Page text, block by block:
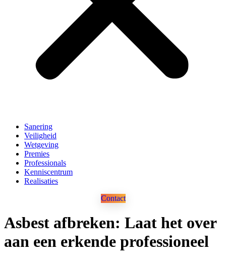
Sanering
Veiligheid
Wetgeving
Premies
Professionals
Kenniscentrum
Realisaties
Contact
Asbest afbreken: Laat het over
aan een erkende professioneel